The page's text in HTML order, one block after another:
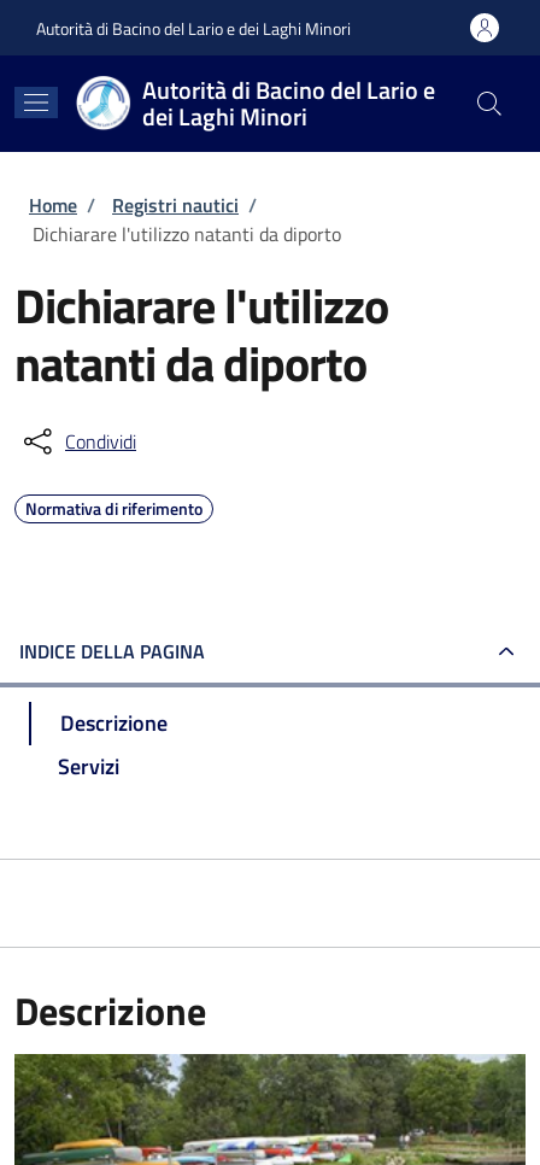
Autorità di Bacino del Lario e dei Laghi Minori
Autorità di Bacino del Lario e
dei Laghi Minori
Briciole di pane
Home / Registri nautici /
Dichiarare l'utilizzo natanti da diporto
Dichiarare l'utilizzo
natanti da diporto
Condividi
Normativa di riferimento
INDICE DELLA PAGINA
Descrizione
Servizi
Descrizione